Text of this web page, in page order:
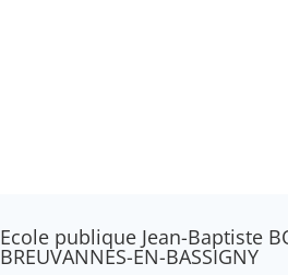
Ecole publique Jean-Baptiste
BREUVANNES-EN-BASSIGNY